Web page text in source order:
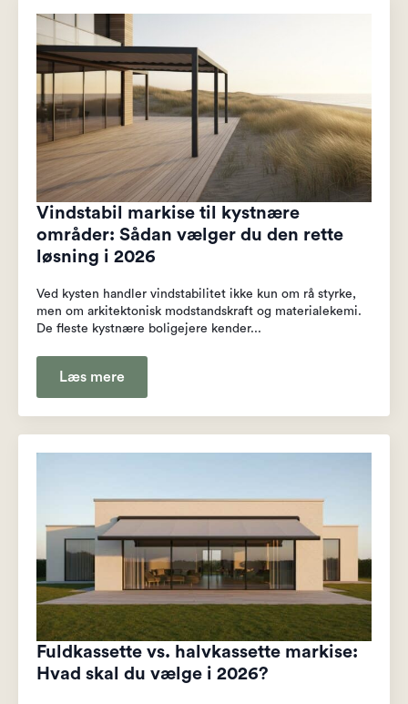
Vindstabil markise til kystnære
områder: Sådan vælger du den rette
løsning i 2026
Ved kysten handler vindstabilitet ikke kun om rå styrke,
men om arkitektonisk modstandskraft og materialekemi.
De fleste kystnære boligejere kender...
Læs mere
Fuldkassette vs. halvkassette markise:
Hvad skal du vælge i 2026?